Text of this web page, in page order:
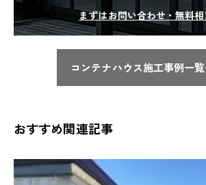
まずはお問い合わせ・無料
コンテナハウス施工事例一
おすすめ関連記事